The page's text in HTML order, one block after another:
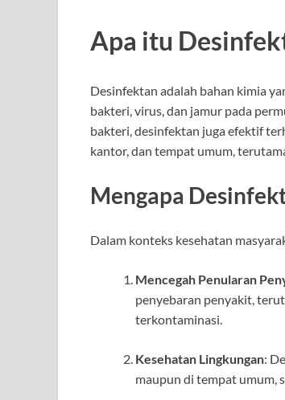
Apa itu
Desinfektan adalah bahan kimia
bakteri, virus, dan jamur pada
bakteri, desinfektan juga efektif
kantor, dan tempat umum,
Mengapa
Dalam konteks kesehatan
Mencegah Penularan
penyebaran penyakit,
terkontaminasi.
Kesehatan Lingkungan:
maupun di tempat umum,